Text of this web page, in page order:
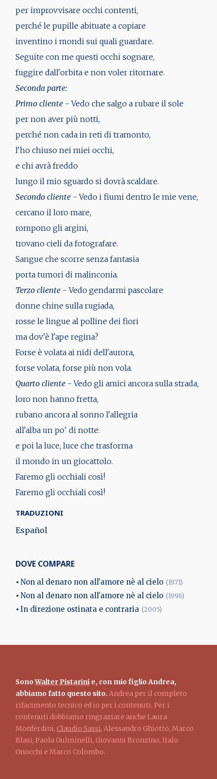
per improvvisare occhi contenti,
perché le pupille abituate a copiare
inventino i mondi sui quali guardare.
Seguite con me questi occhi sognare,
fuggire dall'orbita e non voler ritornare.
Seconda parte:
Primo cliente - Vedo che salgo a rubare il sole
per non aver più notti,
perché non cada in reti di tramonto,
l'ho chiuso nei miei occhi,
e chi avrà freddo
lungo il mio sguardo si dovrà scaldare.
Secondo cliente - Vedo i fiumi dentro le mie vene,
cercano il loro mare,
rompono gli argini,
trovano cieli da fotografare.
Sangue che scorre senza fantasia
porta tumori di malinconia.
Terzo cliente - Vedo gendarmi pascolare
donne chine sulla rugiada,
rosse le lingue al polline dei fiori
ma dov'è l'ape regina?
Forse è volata ai nidi dell'aurora,
forse volata, forse più non vola.
Quarto cliente - Vedo gli amici ancora sulla strada,
loro non hanno fretta,
rubano ancora al sonno l'allegria
all'alba un po' di notte:
e poi la luce, luce che trasforma
il mondo in un giocattolo.
Faremo gli occhiali così!
Faremo gli occhiali così!
TRADUZIONI
Español
DOVE COMPARE
Non al denaro non all'amore nè al cielo (1971)
Non al denaro non all'amore nè al cielo (1996)
In direzione ostinata e contraria (2005)
SonoWalter Pistarini e, con mio figlio Andrea,
abbiamo fatto questo sito. Andrea per il completo
rifacimento tecnico ed io per i contenuti. Per i
contenuti dobbiamo ringraziare anche Laura
Monferdini, Claudio Sassi, Alessandro Ghiotto, Marco
Blasi, Paola Gulminelli, Giovanni Bronzino, Italo
Gnocchi e Marco Colombo.